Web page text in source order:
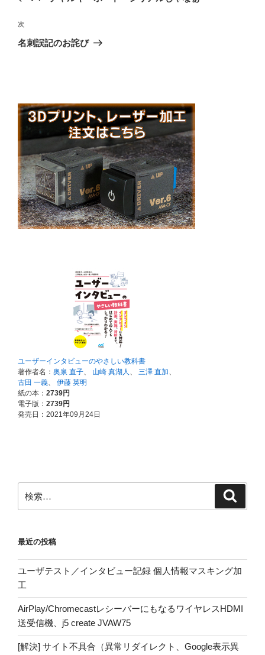
ナ
ビ
ゲ
ン
稿
次
の
次
名刺誤記のお詫び
索:
最近の投稿
ユーザテスト／インタビュー記録 個人情報マスキング加
工
AirPlay/ChromecastレシーバーにもなるワイヤレスHDMI
送受信機、j5 create JVAW75
[解決] サイト不具合（異常リダイレクト、Google表示異